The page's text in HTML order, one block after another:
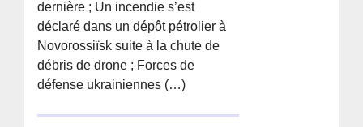
dernière ; Un incendie s’est
déclaré dans un dépôt pétrolier à
Novorossiïsk suite à la chute de
débris de drone ; Forces de
défense ukrainiennes (…)